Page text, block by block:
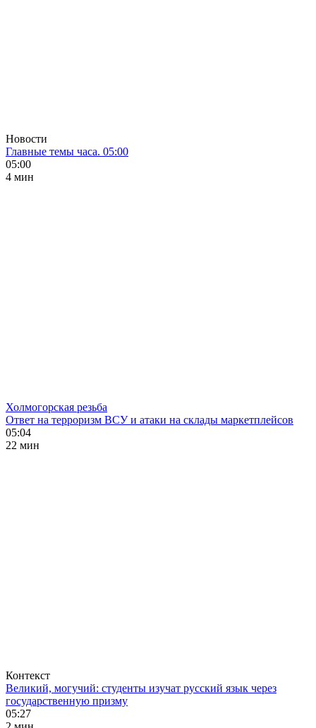
Новости
Главные темы часа. 05:00
05:00
4 мин
Холмогорская резьба
Ответ на терроризм ВСУ и атаки на склады маркетплейсов
05:04
22 мин
Контекст
Великий, могучий: студенты изучат русский язык через
государственную призму
05:27